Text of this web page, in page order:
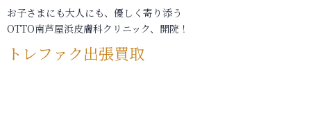
お子さまにも大人にも、優しく寄り添う
OTTO南芦屋浜皮膚科クリニック、開院！
トレファク出張買取